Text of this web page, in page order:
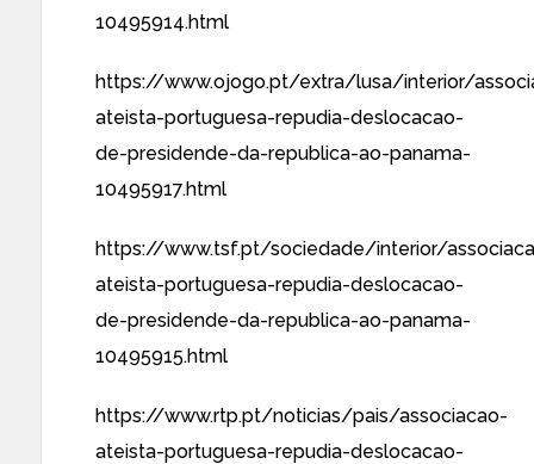
10495914.html
https://www.ojogo.pt/extra/lusa/interior/
ateista-portuguesa-repudia-deslocacao-
de-presidende-da-republica-ao-panama-
10495917.html
https://www.tsf.pt/sociedade/interior/
ateista-portuguesa-repudia-deslocacao-
de-presidende-da-republica-ao-panama-
10495915.html
https://www.rtp.pt/noticias/pais/associacao-
ateista-portuguesa-repudia-deslocacao-